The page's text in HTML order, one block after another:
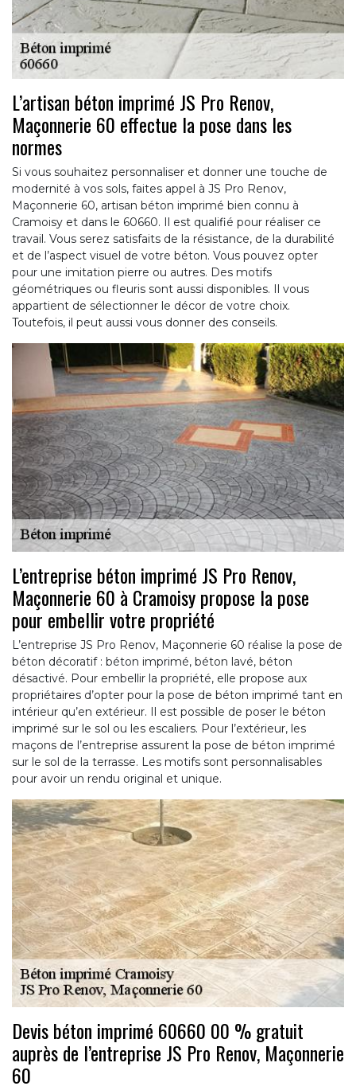
L’artisan béton imprimé JS Pro Renov,
Maçonnerie 60 effectue la pose dans les
normes
Si vous souhaitez personnaliser et donner une touche de
modernité à vos sols, faites appel à JS Pro Renov,
Maçonnerie 60, artisan béton imprimé bien connu à
Cramoisy et dans le 60660. Il est qualifié pour réaliser ce
travail. Vous serez satisfaits de la résistance, de la durabilité
et de l’aspect visuel de votre béton. Vous pouvez opter
pour une imitation pierre ou autres. Des motifs
géométriques ou fleuris sont aussi disponibles. Il vous
appartient de sélectionner le décor de votre choix.
Toutefois, il peut aussi vous donner des conseils.
L’entreprise béton imprimé JS Pro Renov,
Maçonnerie 60 à Cramoisy propose la pose
pour embellir votre propriété
L’entreprise JS Pro Renov, Maçonnerie 60 réalise la pose de
béton décoratif : béton imprimé, béton lavé, béton
désactivé. Pour embellir la propriété, elle propose aux
propriétaires d’opter pour la pose de béton imprimé tant en
intérieur qu’en extérieur. Il est possible de poser le béton
imprimé sur le sol ou les escaliers. Pour l’extérieur, les
maçons de l’entreprise assurent la pose de béton imprimé
sur le sol de la terrasse. Les motifs sont personnalisables
pour avoir un rendu original et unique.
Devis béton imprimé 60660 00 % gratuit
auprès de l’entreprise JS Pro Renov, Maçonnerie
60